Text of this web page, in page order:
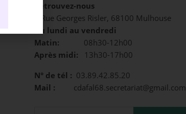
Retrouvez-nous
3 Rue Georges Risler, 68100 Mulhouse
Du lundi au vendredi
Matin: 08h30-12h00
Après midi: 13h30-17h00
N° de tél : 03.89.42.85.20
Mail : cdafal68.secretariat@gmail.com